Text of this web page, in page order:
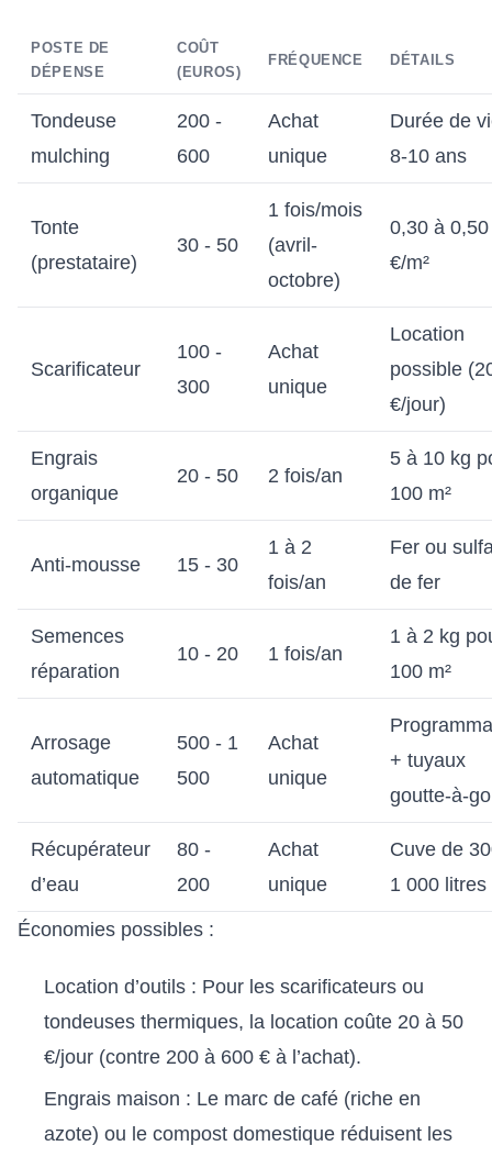
POSTE DE
DÉPENSE
COÛT
(EUROS)
FRÉQUENCE DÉTAILS
Tondeuse
mulching
200 -
600
Achat
unique
Durée de
8-10 ans
Tonte
(prestataire)
30 - 50
1 fois/mois
(avril-
octobre)
0,30 à 0,50
€/m²
Scarificateur
100 -
300
Achat
unique
Location
possible
€/jour)
Engrais
organique
20 - 50 2 fois/an
5 à 10 kg
100 m²
Anti-mousse 15 - 30
1 à 2
fois/an
Fer ou
de fer
Semences
réparation
10 - 20 1 fois/an
1 à 2 kg
100 m²
Arrosage
automatique
500 - 1
500
Achat
unique
+ tuyaux
goutte-à-
Récupérateur
d’eau
80 -
200
Achat
unique
Cuve de
1 000 litres
Économies possibles :
Location d’outils : Pour les scarificateurs ou
tondeuses thermiques, la location coûte 20 à 50
€/jour (contre 200 à 600 € à l’achat).
Engrais maison : Le marc de café (riche en
azote) ou le compost domestique réduisent les